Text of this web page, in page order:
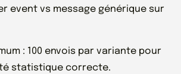
event vs message générique sur
: 100 envois par variante pour
statistique correcte.